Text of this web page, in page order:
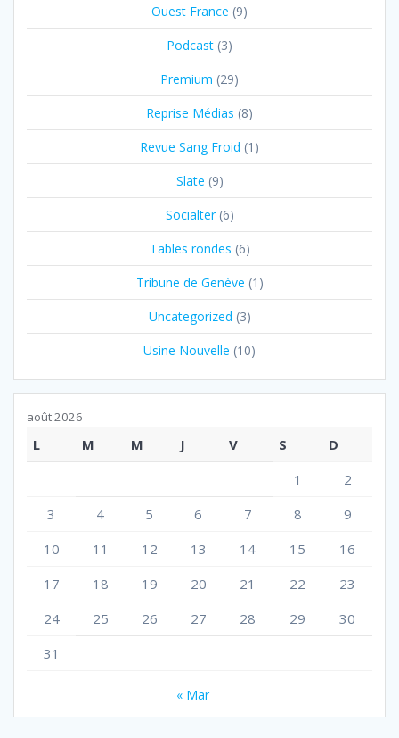
Ouest France (9)
Podcast (3)
Premium (29)
Reprise Médias (8)
Revue Sang Froid (1)
Slate (9)
Socialter(6)
Tables rondes (6)
Tribune de Genève (1)
Uncategorized (3)
Usine Nouvelle (10)
août 2026
L M M J V S
D
1
2
3
4 5 6 7 8
9
10
11 12 13 14 15
16
17
18 19 20 21 22
23
24
25 26 27 28 29
30
31
« Mar